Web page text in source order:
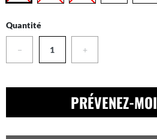
Quantité
− +
PRÉVENEZ-MOI